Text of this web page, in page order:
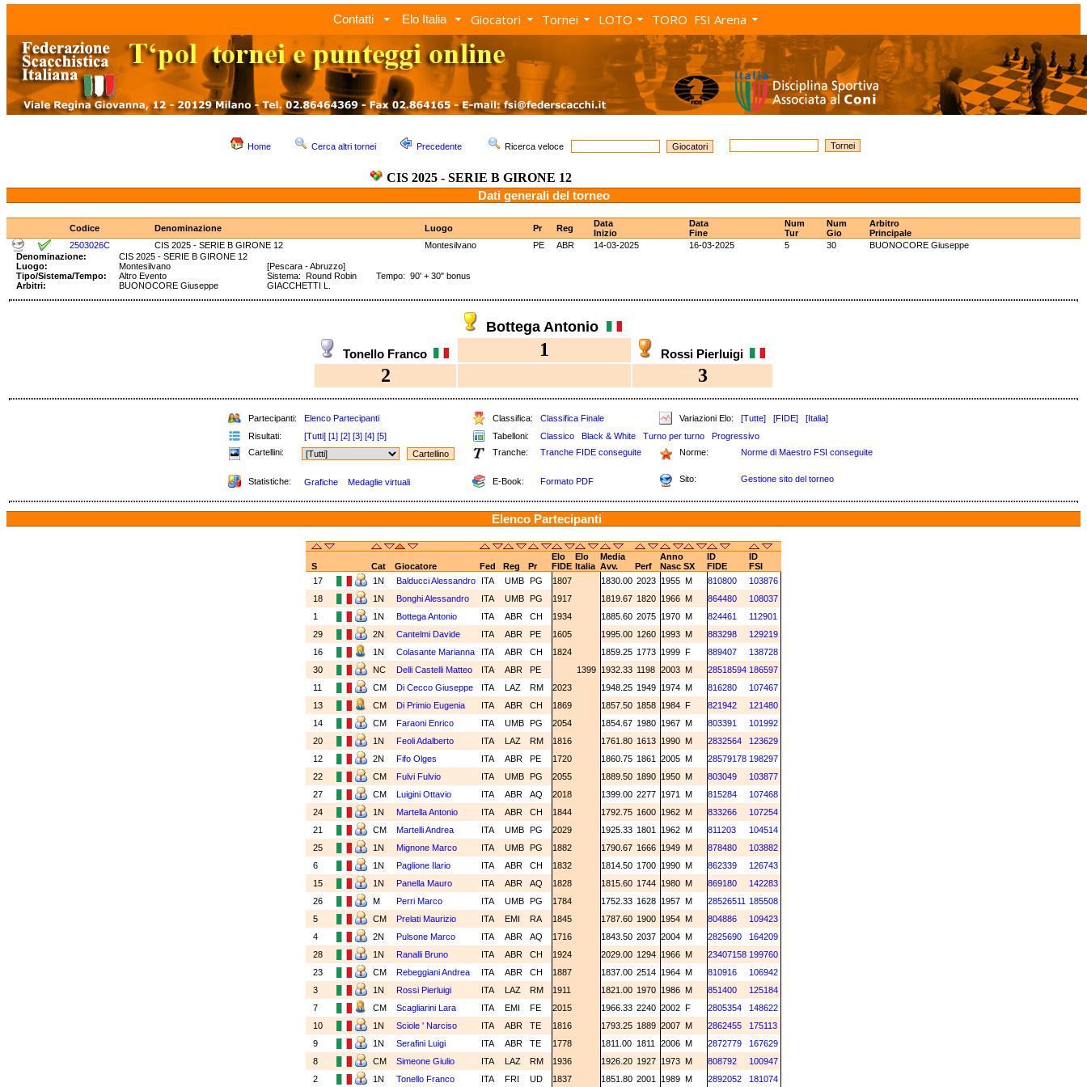
Contatti Elo Italia Giocatori Tornei LOTO TORO FSI Arena
Home Cerca altri tornei Precedente Ricerca veloce
CIS 2025 - SERIE B GIRONE 12
Dati generali del torneo
Codice Denominazione Luogo Pr Reg
Data
Inizio
Data
Fine
Num
Tur
Num
Gio
Arbitro
Principale
2503026C
CIS 2025 - SERIE B GIRONE 12 Montesilvano PE ABR 14-03-2025 16-03-2025 5 30
BUONOCORE Giuseppe
Denominazione:
CIS 2025 - SERIE B GIRONE 12
Luogo:
Montesilvano
[Pescara - Abruzzo]
Tipo/Sistema/Tempo:
Altro Evento
Sistema: Round Robin Tempo: 90' + 30" bonus
Arbitri:
BUONOCORE Giuseppe GIACCHETTI L.
Bottega Antonio
Tonello Franco 1 Rossi Pierluigi
2 3
Partecipanti: Elenco Partecipanti Classifica: Classifica Finale Variazioni Elo: [Tutte] [FIDE]
[Italia]
Risultati:
[Tutti] [1] [2] [3] [4] [5] Tabelloni: Classico Black & White Turno per turno
Progressivo
Cartellini:
Tranche: Tranche FIDE conseguite Norme: Norme di Maestro FSI conseguite
Statistiche: Grafiche Medaglie virtuali E-Book: Formato PDF Sito: Gestione sito del torneo
Elenco Partecipanti
Elo Elo Media Anno ID
ID
S
Cat Giocatore Fed Reg Pr FIDE Italia Avv. Perf Nasc SX FIDE
FSI
17
1N Balducci Alessandro ITA UMB PG 1807 1830.00 2023 1955 M 810800
103876
18
1N Bonghi Alessandro ITA UMB PG 1917 1819.67 1820 1966 M 864480
108037
1
1N Bottega Antonio ITA ABR CH 1934 1885.60 2075 1970 M 824461
112901
29
2N Cantelmi Davide ITA ABR PE 1605 1995.00 1260 1993 M 883298
129219
16
1N Colasante Marianna ITA ABR CH 1824 1859.25 1773 1999 F 889407
138728
30
NC Delli Castelli Matteo ITA ABR PE 1399 1932.33 1198 2003 M 28518594 186597
11
CM Di Cecco Giuseppe ITA LAZ RM 2023 1948.25 1949 1974 M 816280
107467
13
CM Di Primio Eugenia ITA ABR CH 1869 1857.50 1858 1984 F 821942
121480
14
CM Faraoni Enrico ITA UMB PG 2054 1854.67 1980 1967 M 803391
101992
20
1N Feoli Adalberto ITA LAZ RM 1816 1761.80 1613 1990 M 2832564
123629
12
2N Fifo Olges ITA ABR PE 1720 1860.75 1861 2005 M 28579178 198297
22
CM Fulvi Fulvio ITA UMB PG 2055 1889.50 1890 1950 M 803049
103877
27
CM Luigini Ottavio ITA ABR AQ 2018 1399.00 2277 1971 M 815284
107468
24
1N Martella Antonio ITA ABR CH 1844 1792.75 1600 1962 M 833266
107254
21
CM Martelli Andrea ITA UMB PG 2029 1925.33 1801 1962 M 811203
104514
25
1N Mignone Marco ITA UMB PG 1882 1790.67 1666 1949 M 878480
103882
6
1N Paglione Ilario ITA ABR CH 1832 1814.50 1700 1990 M 862339
126743
15
1N Panella Mauro ITA ABR AQ 1828 1815.60 1744 1980 M 869180
142283
26
M Perri Marco ITA UMB PG 1784 1752.33 1628 1957 M 28526511 185508
5
CM Prelati Maurizio ITA EMI RA 1845 1787.60 1900 1954 M 804886
109423
4
2N Pulsone Marco ITA ABR AQ 1716 1843.50 2037 2004 M 2825690
164209
28
1N Ranalli Bruno ITA ABR CH 1924 2029.00 1294 1966 M 23407158 199760
23
CM Rebeggiani Andrea ITA ABR CH 1887 1837.00 2514 1964 M 810916
106942
3
1N Rossi Pierluigi ITA LAZ RM 1911 1821.00 1970 1986 M 851400
125184
7
CM Scagliarini Lara ITA EMI FE 2015 1966.33 2240 2002 F 2805354
148622
10
1N Sciole ' Narciso ITA ABR TE 1816 1793.25 1889 2007 M 2862455
175113
9
1N Serafini Luigi ITA ABR TE 1778 1811.00 1811 2006 M 2872779
167629
8
CM Simeone Giulio ITA LAZ RM 1936 1926.20 1927 1973 M 808792
100947
2
1N Tonello Franco ITA FRI UD 1837 1851.80 2001 1989 M 2892052 181074